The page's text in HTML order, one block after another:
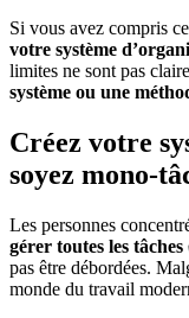
Si vous avez compris
votre système
limites ne sont pas
système ou une
Créez votre
soyez mono-
Les personnes
gérer toutes les tâches
pas être débordées.
monde du travail